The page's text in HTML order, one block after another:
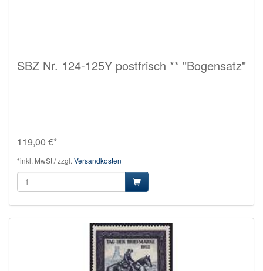
SBZ Nr. 124-125Y postfrisch ** "Bogensatz"
119,00 €*
*inkl. MwSt./ zzgl. Versandkosten